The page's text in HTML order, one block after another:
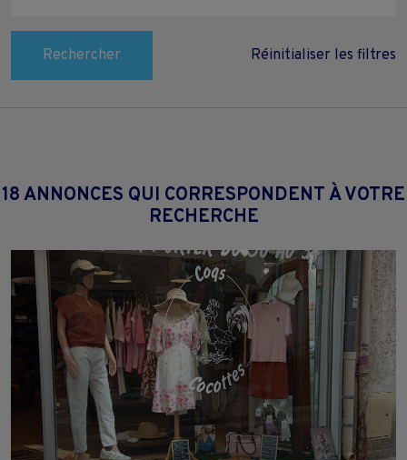
Rechercher Réinitialiser les filtres
18 ANNONCES QUI CORRESPONDENT À VOTRE
RECHERCHE